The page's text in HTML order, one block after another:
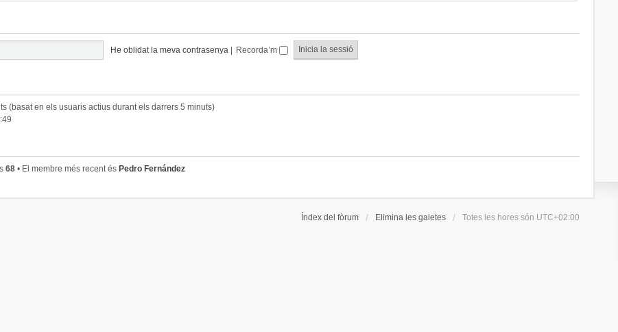
He oblidat la meva contrasenya Recorda’m
(basat en els usuaris actius durant els darrers 5 minuts)
68• El membre més recent és Pedro Fernández
Índex del fòrum Elimina les galetes Totes les hores són UTC+02:00